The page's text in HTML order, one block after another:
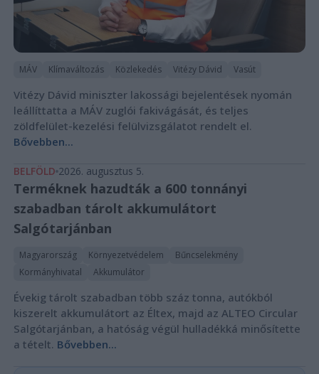
MÁV Klímaváltozás Közlekedés Vitézy Dávid Vasút
Vitézy Dávid miniszter lakossági bejelentések nyomán
leállíttatta a MÁV zuglói fakivágását, és teljes
zöldfelület-kezelési felülvizsgálatot rendelt el.
Bővebben...
BELFÖLD 2026. augusztus 5.
Terméknek hazudták a 600 tonnányi
szabadban tárolt akkumulátort
Salgótarjánban
Magyarország Környezetvédelem
Bűncselekmény
Kormányhivatal
Akkumulátor
Évekig tárolt szabadban több száz tonna, autókból
kiszerelt akkumulátort az Éltex, majd az ALTEO Circular
Salgótarjánban, a hatóság végül hulladékká minősítette
a tételt. Bővebben...